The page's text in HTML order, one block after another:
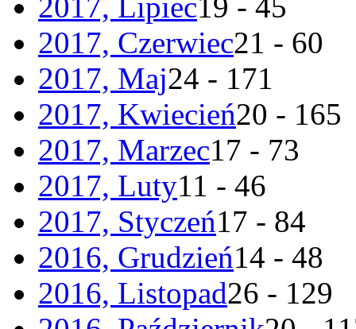
2017, Czerwiec21 - 60
2017, Maj24 - 171
2017, Kwiecień20 - 165
2017, Marzec17 - 73
2017, Luty11 - 46
2017, Styczeń17 - 84
2016, Grudzień14 - 48
2016, Listopad26 - 129